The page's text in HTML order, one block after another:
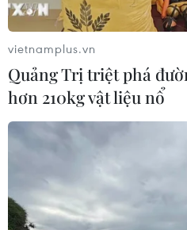
vietnamplus.vn
Quảng Trị triệt phá
hơn 210kg vật liệu nổ